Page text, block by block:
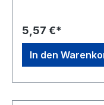
Scheibenbremsen,
Kupplungen, Belägen, Druckplatten und
allgemein,
Motorteile usw Hinweis: Auf Kunststoff- und
Lackverträglichkeit
Gefahr Gefahrenhinweise: H222: Extrem entzündbares
langfristiger Wirkung;H315: Verursacht
5,57 €*
In den